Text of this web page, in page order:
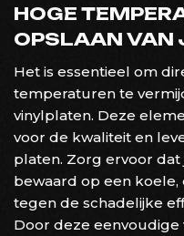
HOGE
OPSLAAN VAN
Het is essentieel om
temperaturen te
vinylplaten. Deze
voor de kwaliteit en
platen. Zorg ervoor
bewaard op een
tegen de schadelijke
Door deze